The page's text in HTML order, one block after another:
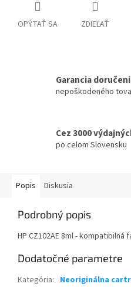
OPÝTAŤ SA ZDIEĽAŤ
Garancia
nepoškodeného
Cez 3000
po celom Slovensku
Popis Diskusia
Podrobný popis
HP CZ102AE 8ml -
Dodatočné parametre
Kategória: Neoriginálna